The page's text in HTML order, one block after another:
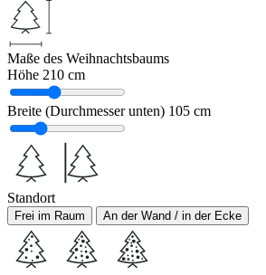
Maße des Weihnachtsbaums
Höhe 210 cm
Breite (Durchmesser unten) 105 cm
Standort
Frei im Raum An der Wand / in der Ecke